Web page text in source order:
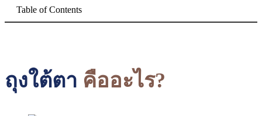
Table of Contents
ถุงใต้ตา คืออะไร?